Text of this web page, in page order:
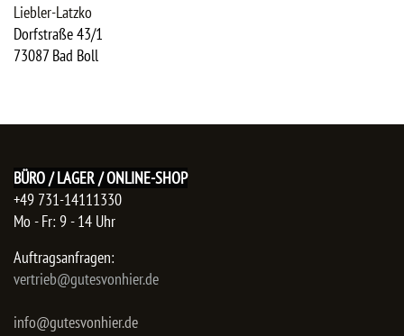
Liebler-Latzko
Dorfstraße 43/1
73087 Bad Boll
BÜRO / LAGER / ONLINE-SHOP
+49 731-14111330
Mo - Fr: 9 - 14 Uhr
Auftragsanfragen:
​vertrieb@gutesvonhier.de
info@gutesvonhier.de